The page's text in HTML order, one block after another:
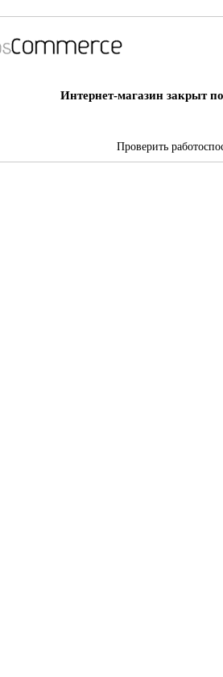
Интернет-магазин закрыт
Проверить